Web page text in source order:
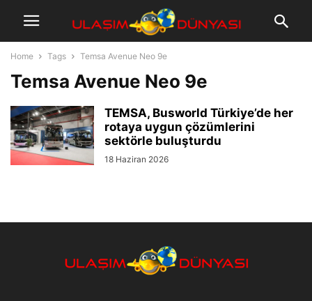
Home Tags Temsa Avenue Neo 9e
Temsa Avenue Neo 9e
TEMSA, Busworld Türkiye’de her
rotaya uygun çözümlerini
sektörle buluşturdu
18 Haziran 2026